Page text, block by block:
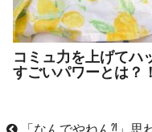
コミュ力を上げてハ
すごいパワーとは？！
「なんでやねん⁈」思